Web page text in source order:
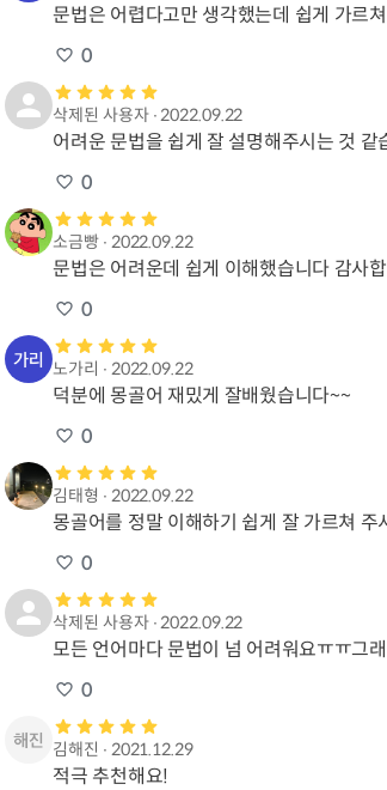
문법은 어렵다고만 생각했는데 쉽게 가르
0
삭제된 사용자∙2022.09.22
어려운 문법을 쉽게 잘 설명해주시는 것
0
소금빵 ∙ 2022.09.22
문법은 어려운데 쉽게 이해했습니다 감사
0
노가리 ∙ 2022.09.22
덕분에 몽골어 재밌게 잘배웠습니다~~
0
김태형 ∙ 2022.09.22
몽골어를 정말 이해하기 쉽게 잘 가르쳐
0
삭제된 사용자∙2022.09.22
모든 언어마다 문법이 넘 어려워요ㅠㅠ그
0
김해진 ∙ 2021.12.29
적극 추천해요!